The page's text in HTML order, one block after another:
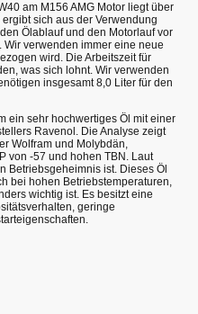
am M156 AMG Motor liegt über
sich aus der Verwendung
Ölablauf und den Motorlauf vor
verwenden immer eine neue
wird. Die Arbeitszeit für
was sich lohnt. Wir verwenden
insgesamt 8,0 Liter für den
ein sehr hochwertiges Öl mit einer
Ravenol. Die Analyse zeigt
Wolfram und Molybdän,
von -57 und hohen TBN. Laut
Betriebsgeheimnis ist. Dieses Öl
bei hohen Betriebstemperaturen,
wichtig ist. Es besitzt eine
geringe